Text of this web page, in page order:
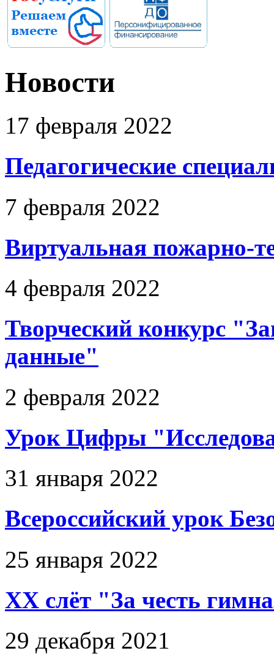
Новости
17 февраля 2022
Педагогические
7 февраля 2022
Виртуальная пожарно-
4 февраля 2022
Творческий конкурс
данные"
2 февраля 2022
Урок Цифры
31 января 2022
Всероссийский урок
25 января 2022
ХХ слёт "За честь
29 декабря 2021